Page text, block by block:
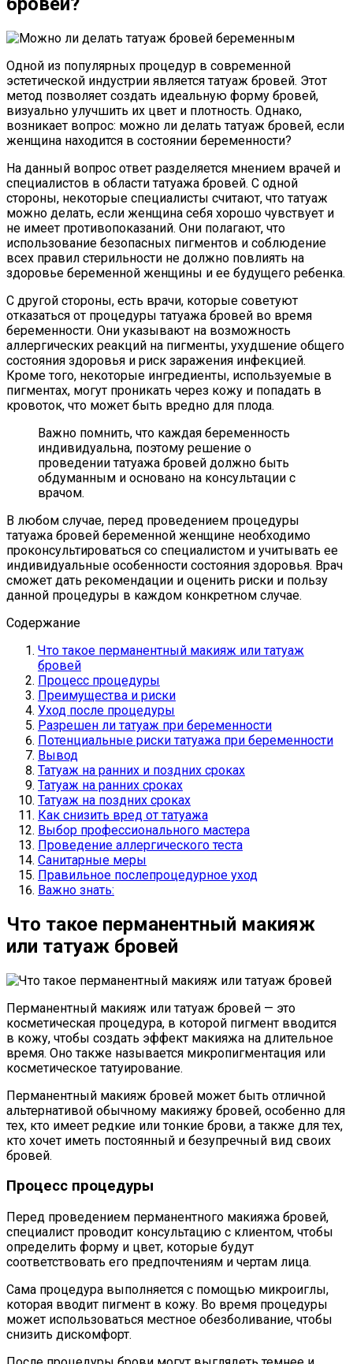
Одной из популярных процедур в современной
эстетической индустрии является татуаж бровей. Этот
метод позволяет создать идеальную форму бровей,
визуально улучшить их цвет и плотность. Однако,
возникает вопрос: можно ли делать татуаж бровей, если
женщина находится в состоянии беременности?
На данный вопрос ответ разделяется мнением врачей и
специалистов в области татуажа бровей. С одной
стороны, некоторые специалисты считают, что татуаж
можно делать, если женщина себя хорошо чувствует и
не имеет противопоказаний. Они полагают, что
использование безопасных пигментов и соблюдение
всех правил стерильности не должно повлиять на
здоровье беременной женщины и ее будущего ребенка.
С другой стороны, есть врачи, которые советуют
отказаться от процедуры татуажа бровей во время
беременности. Они указывают на возможность
аллергических реакций на пигменты, ухудшение общего
состояния здоровья и риск заражения инфекцией.
Кроме того, некоторые ингредиенты, используемые в
пигментах, могут проникать через кожу и попадать в
кровоток, что может быть вредно для плода.
Важно помнить, что каждая беременность
индивидуальна, поэтому решение о
проведении татуажа бровей должно быть
обдуманным и основано на консультации с
врачом.
В любом случае, перед проведением процедуры
татуажа бровей беременной женщине необходимо
проконсультироваться со специалистом и учитывать ее
индивидуальные особенности состояния здоровья. Врач
сможет дать рекомендации и оценить риски и пользу
данной процедуры в каждом конкретном случае.
Содержание
Что такое перманентный макияж или татуаж
бровей
Процесс процедуры
Преимущества и риски
Уход после процедуры
Разрешен ли татуаж при беременности
Потенциальные риски татуажа при беременности
Вывод
Татуаж на ранних и поздних сроках
Татуаж на ранних сроках
Татуаж на поздних сроках
Как снизить вред от татуажа
Выбор профессионального мастера
Проведение аллергического теста
Санитарные меры
Правильное послепроцедурное уход
Важно знать:
Что такое перманентный макияж
или татуаж бровей
Перманентный макияж или татуаж бровей — это
косметическая процедура, в которой пигмент вводится
в кожу, чтобы создать эффект макияжа на длительное
время. Оно также называется микропигментация или
косметическое татуирование.
Перманентный макияж бровей может быть отличной
альтернативой обычному макияжу бровей, особенно для
тех, кто имеет редкие или тонкие брови, а также для тех,
кто хочет иметь постоянный и безупречный вид своих
бровей.
Процесс процедуры
Перед проведением перманентного макияжа бровей,
специалист проводит консультацию с клиентом, чтобы
определить форму и цвет, которые будут
соответствовать его предпочтениям и чертам лица.
Сама процедура выполняется с помощью микроиглы,
которая вводит пигмент в кожу. Во время процедуры
может использоваться местное обезболивание, чтобы
снизить дискомфорт.